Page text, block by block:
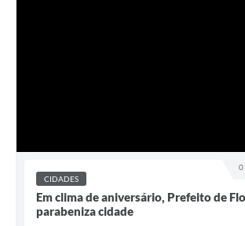
CIDADES
Em clima de aniversário, Prefeito de
parabeniza cidade